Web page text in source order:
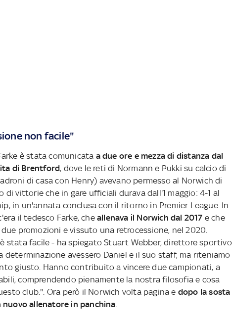
non facile"
è stata comunicata a due ore e mezza di distanza dal
di Brentford, dove le reti di Normann e Pukki su calcio di
di casa con Henry) avevano permesso al Norwich di
di vittorie che in gare ufficiali durava dall'1 maggio: 4-1 al
in un'annata conclusa con il ritorno in Premier League. In
il tedesco Farke, cheallenava il Norwich dal 2017 e che
promozioni e vissuto una retrocessione, nel 2020.
stata facile - ha spiegato Stuart Webber, direttore sportivo
determinazione avessero Daniel e il suo staff, ma riteniamo
giusto. Hanno contribuito a vincere due campionati, a
comprendendo pienamente la nostra filosofia e cosa
club.". Ora però il Norwich volta pagina e dopo la sosta
nuovo allenatore in panchina